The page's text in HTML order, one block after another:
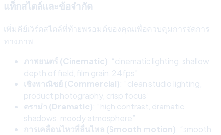
แท็กสไตล์และข้อจำกัด
เพิ่มคีย์เวิร์ดสไตล์ที่ท้ายพรอมต์ของคุณเพื่อควบคุมการจัดการ
ทางภาพ
ภาพยนตร์ (Cinematic): “cinematic lighting, shallow
depth of field, film grain, 24fps”
เชิงพาณิชย์ (Commercial): “clean studio lighting,
product photography, crisp focus”
ดราม่า (Dramatic): “high contrast, dramatic
shadows, moody atmosphere”
การเคลื่อนไหวที่ลื่นไหล (Smooth motion): “smooth